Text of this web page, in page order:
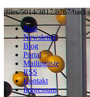
/files/5014/3817/8767/
Start
Newsletter
Blog
Portal
Mailingliste
RSS
Kontakt
Impressum